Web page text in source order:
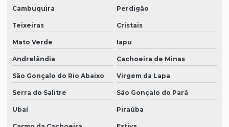
Cambuquira Perdigão
Teixeiras Cristais
Mato Verde Iapu
Andrelândia Cachoeira de Minas
São Gonçalo do Rio Abaixo Virgem da Lapa
Serra do Salitre São Gonçalo do Pará
Ubaí Piraúba